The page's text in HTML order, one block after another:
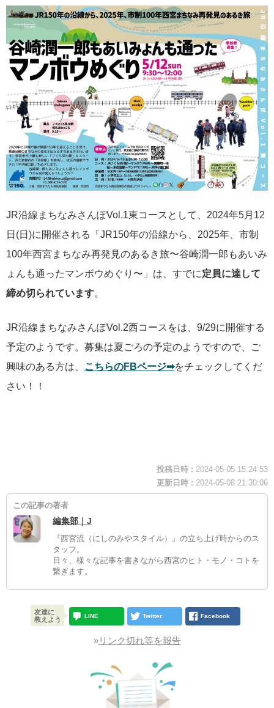
JR沿線まちなみさんぽVol.1東コースとして、2024年5月12
日(日)に開催される「JR150年の沿線から、2025年、市制
100年西宮まちなみ再発見のあるき旅〜谷崎潤一郎もあいみ
ょんも通ったマンボウめぐり〜」は、すでに定員に達して
締め切られています。
JR沿線まちなみさんぽVol.2西コースをは、9/29に開催する
予定のようです。募集は夏ごろの予定のようですので、ご
興味のある方は、 こちらのFBページ➡をチェックしてくだ
さい！！
投稿日時 : 2024-05-05 15:24:53
更新日時 : 2024-05-08 21:30:06
この記事の著者
編集部｜J
『西宮流（にしのみやスタイル）』の立ち上げ時からのス
タッフ。
日々、様々な記事を書きながら西宮のヒト・モノ・コトを
繋ぎます。
友達に
教えよう
LINE Twitter Facebook
»リンク切れ等を報告